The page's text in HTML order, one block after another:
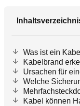
Was ist ein
Kabelbrand
Ursachen für
Welche
Kabel können